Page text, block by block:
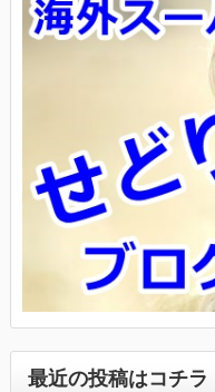
最近の投稿はコチラ